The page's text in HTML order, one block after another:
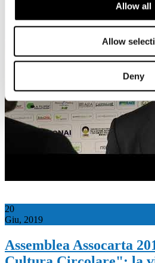
Allow all
Allow
Deny
20
Giu, 2019
Assemblea Assocarta